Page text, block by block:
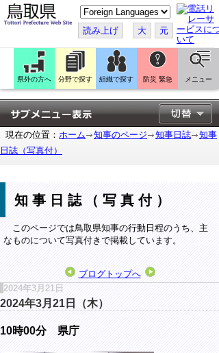
こ
の
ペ
ー
ジ
翻
訳
す
る
読み上げ 大 元
県外の方へ 分野で探す 組織で探す 防災 緊急 メニュー
現在の位置： ホーム 知事のページ 知事日誌
知事
日誌（写真付）
知事日誌（写真付）
このページでは鳥取県知事の行動日程のうち、主
なものについて写真付きで掲載しています。
ブログトップへ
2024年3月21日
2024年3月21日（木）
10時00分 県庁